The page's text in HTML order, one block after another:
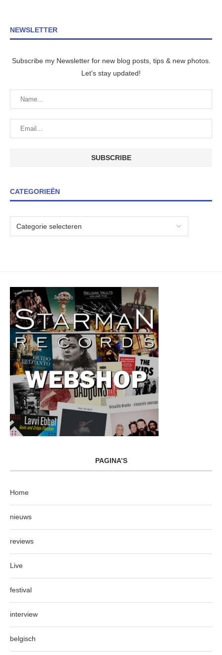
NEWSLETTER
Subscribe my Newsletter for new blog posts, tips & new photos.
Let's stay updated!
CATEGORIEËN
PAGINA’S
Home
nieuws
reviews
Live
festival
interview
belgisch